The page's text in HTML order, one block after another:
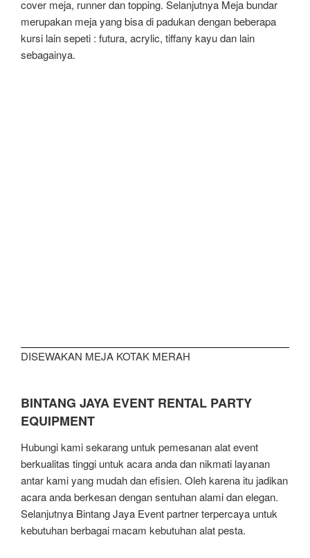
cover meja, runner dan topping. Selanjutnya Meja bundar
merupakan meja yang bisa di padukan dengan beberapa
kursi lain sepeti : futura, acrylic, tiffany kayu dan lain
sebagainya.
DISEWAKAN MEJA KOTAK MERAH
BINTANG JAYA EVENT RENTAL PARTY
EQUIPMENT
Hubungi kami sekarang untuk pemesanan alat event
berkualitas tinggi untuk acara anda dan nikmati layanan
antar kami yang mudah dan efisien. Oleh karena itu jadikan
acara anda berkesan dengan sentuhan alami dan elegan.
Selanjutnya Bintang Jaya Event partner terpercaya untuk
kebutuhan berbagai macam kebutuhan alat pesta.